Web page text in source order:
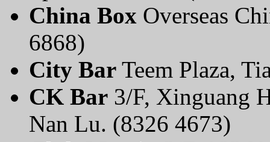
China Box Overseas
6868)
City Bar Teem Plaza,
CK Bar 3/F, Xinguang
Nan Lu. (8326 4673)